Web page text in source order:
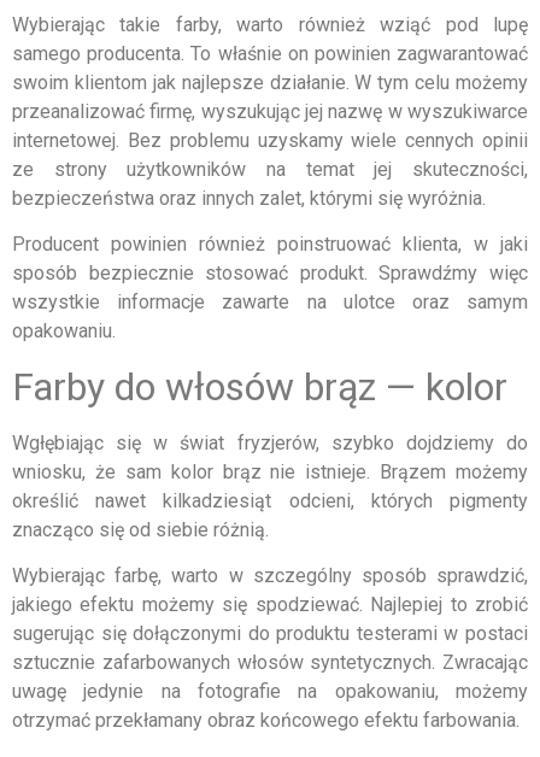
Wybierając takie farby, warto również wziąć pod lupę
samego producenta. To właśnie on powinien zagwarantować
swoim klientom jak najlepsze działanie. W tym celu możemy
przeanalizować firmę, wyszukując jej nazwę w wyszukiwarce
internetowej. Bez problemu uzyskamy wiele cennych opinii
ze strony użytkowników na temat jej skuteczności,
bezpieczeństwa oraz innych zalet, którymi się wyróżnia.
Producent powinien również poinstruować klienta, w jaki
sposób bezpiecznie stosować produkt. Sprawdźmy więc
wszystkie informacje zawarte na ulotce oraz samym
opakowaniu.
Farby do włosów brąz — kolor
Wgłębiając się w świat fryzjerów, szybko dojdziemy do
wniosku, że sam kolor brąz nie istnieje. Brązem możemy
określić nawet kilkadziesiąt odcieni, których pigmenty
znacząco się od siebie różnią.
Wybierając farbę, warto w szczególny sposób sprawdzić,
jakiego efektu możemy się spodziewać. Najlepiej to zrobić
sugerując się dołączonymi do produktu testerami w postaci
sztucznie zafarbowanych włosów syntetycznych. Zwracając
uwagę jedynie na fotografie na opakowaniu, możemy
otrzymać przekłamany obraz końcowego efektu farbowania.